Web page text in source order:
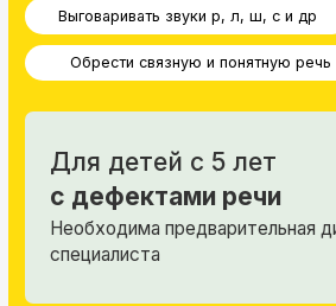
Каллиграфия
Для школьников со 2 класса
Групповые и индивидуальные занятия 2
раза в неделю
Длительность курса 4 месяца
Стоимость от 690 рублей
Развить оба полушария мозга